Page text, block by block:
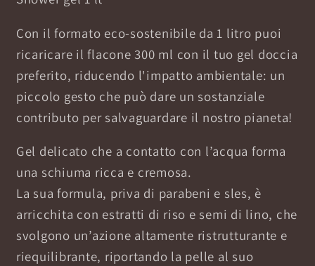
Con il formato eco-sostenibile da 1 litro puoi
ricaricare il flacone 300 ml con il tuo gel doccia
preferito, riducendo l'impatto ambientale: un
piccolo gesto che può dare un sostanziale
contributo per salvaguardare il nostro pianeta!
Gel delicato che a contatto con l’acqua forma
una schiuma ricca e cremosa.
La sua formula, priva di parabeni e sles, è
arricchita con estratti di riso e semi di lino, che
svolgono un’azione altamente ristrutturante e
riequilibrante, riportando la pelle al suo